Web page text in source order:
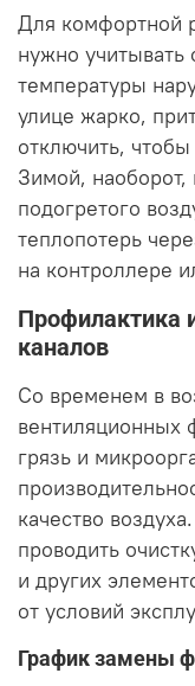
Для комфортной
нужно учитывать
температуры
улице жарко,
отключить,
Зимой, наоборот,
подогретого
теплопотерь
на контроллере
Профилактика
каналов
Со временем в
вентиляционных
грязь и
качество
проводить
и других
от условий
График замены